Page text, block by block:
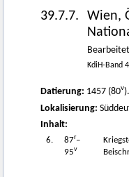
39.7.7.
Wien,
KdiH-Band
Datierung: 1457 (80v).
Lokalisierung:
Inhalt:
6. 87r–
95v